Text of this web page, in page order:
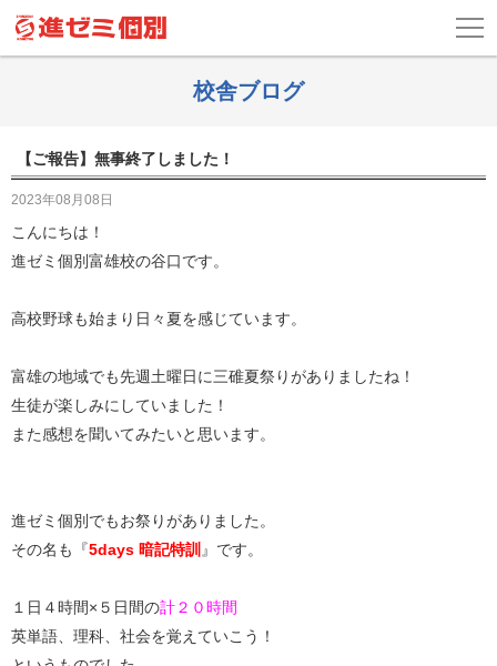
校舎ブログ
【ご報告】無事終了しました！
2023年08月08日
こんにちは！
進ゼミ個別富雄校の谷口です。
高校野球も始まり日々夏を感じています。
富雄の地域でも先週土曜日に三碓夏祭りがありましたね！
生徒が楽しみにしていました！
また感想を聞いてみたいと思います。
進ゼミ個別でもお祭りがありました。
その名も『5days 暗記特訓 』です。
１日４時間×５日間の計２０時間
英単語、理科、社会を覚えていこう！